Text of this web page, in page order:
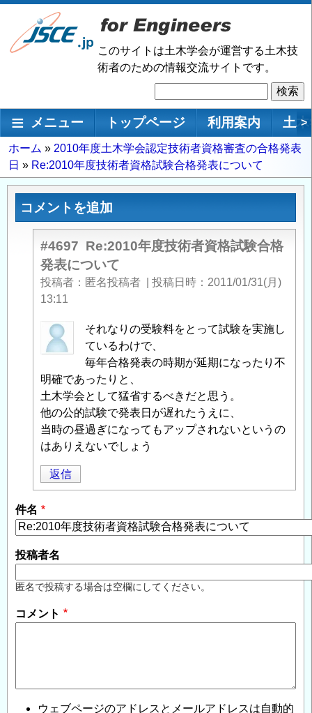
メ
ン
移
動
このサイトは土木学会が運営する土木技
術者のための情報交流サイトです。
索
メインナビゲーション
メニュー トップページ 利用案内 土 >
パ
ン
く
ホーム
2010年度土木学会認定技術者資格審査の合格発表
日
Re:2010年度技術者資格試験合格発表について
コメントを追加
#4697 Re:2010年度技術者資格試験合格
発表について
投稿者 匿名投稿者 投稿日時
2011/01/31(月)
13:11
匿
名
稿
者
に
よ
る
「Re:2010
年
技
術
者
資
格
験
それなりの受験料をとって試験を実施し
ているわけで、
毎年合格発表の時期が延期になったり不
明確であったりと、
土木学会として猛省するべきだと思う。
他の公的試験で発表日が遅れたうえに、
当時の昼過ぎになってもアップされないというの
はありえないでしょう
返信
件名
投稿者名
匿名で投稿する場合は空欄にしてください。
コメント
ウェブページのアドレスとメールアドレスは自動的